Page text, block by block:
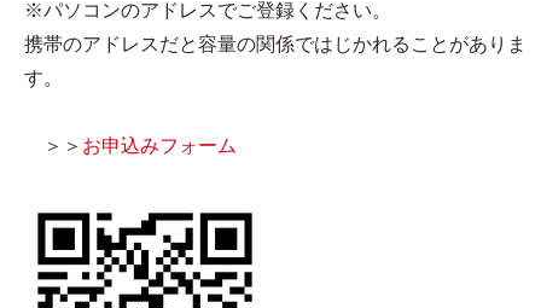
※パソコンのアドレスでご登録ください。
携帯のアドレスだと容量の関係ではじかれることがありま
す。
＞＞ お申込みフォーム